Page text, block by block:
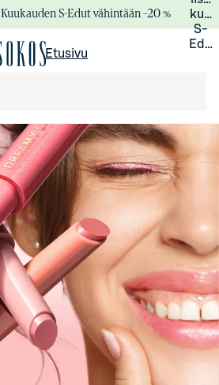
Kuukauden S-Edut vähintään –20 %
S-
Etusivu